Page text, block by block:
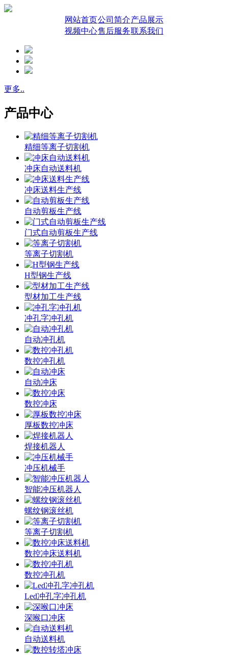
网站首页公司简介产品展示
视频中心售后服务联系我们
更多..
产品中心
精细等离子切割机
冲床自动送料机
冲床送料生产线
自动剪板生产线
门式自动剪板生产线
等离子切割机
H型钢生产线
型材加工生产线
冲孔字冲孔机
自动冲孔机
数控冲孔机
自动冲床
数控冲床
厚板数控冲床
焊接机器人
冲压机械手
智能冲压机器人
螺纹钢滚丝机
等离子切割机
数控冲床送料机
数控冲孔机
Led冲孔字冲孔机
深喉口冲床
自动送料机